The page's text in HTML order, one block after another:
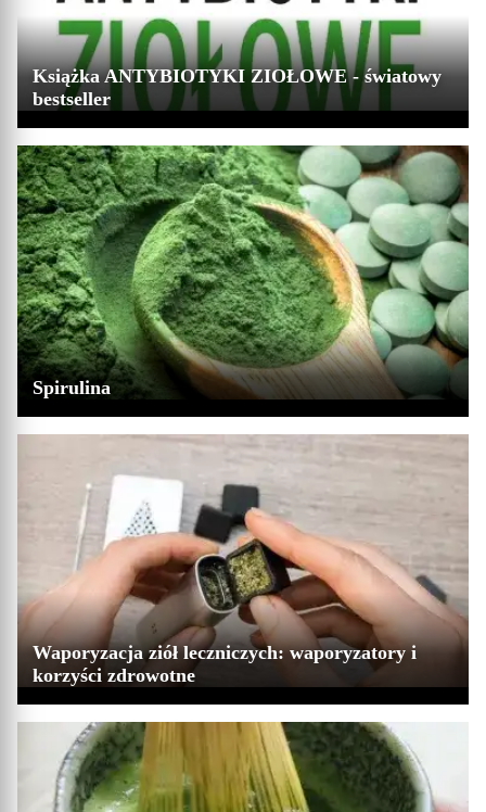
Książka ANTYBIOTYKI ZIOŁOWE - światowy
bestseller
Spirulina
Waporyzacja ziół leczniczych: waporyzatory i
korzyści zdrowotne